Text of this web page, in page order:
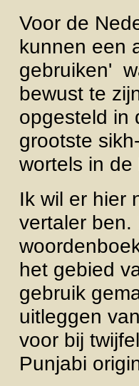
Voor de
kunnen een
gebruiken'
bewust te
opgesteld in
grootste
wortels in
Ik wil er hier
vertaler ben.
het gebied
gebruik
uitleggen
voor bij
Punjabi